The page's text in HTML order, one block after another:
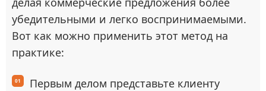
убедительными и легко воспринимаемыми.
Вот как можно применить этот метод на
практике:
Первым делом представьте клиенту